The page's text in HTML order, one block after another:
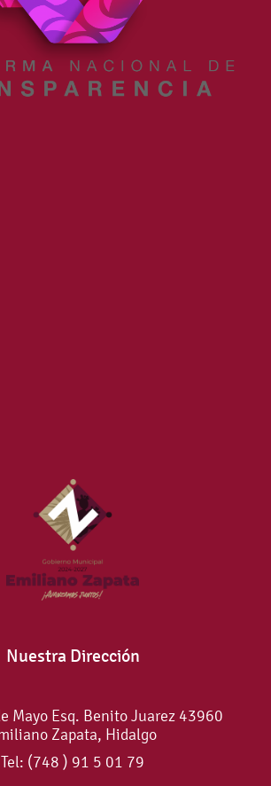
Nuestra Dirección
Mayo Esq. Benito Juarez 43960
Zapata, Hidalgo
Tel: (748 ) 91 5 01 79